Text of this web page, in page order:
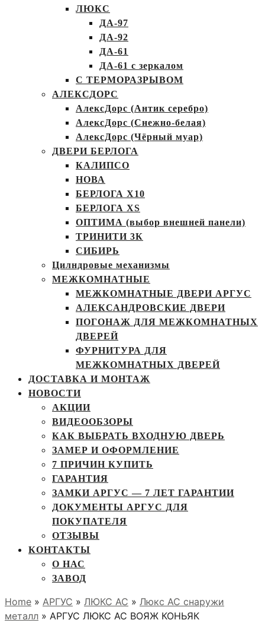
ЛЮКС
ДА-97
ДА-92
ДА-61
ДА-61 с зеркалом
С ТЕРМОРАЗРЫВОМ
АЛЕКСДОРС
АлексДорс (Антик серебро)
АлексДорс (Снежно-белая)
АлексДорс (Чёрный муар)
ДВЕРИ БЕРЛОГА
КАЛИПСО
НОВА
БЕРЛОГА Х10
БЕРЛОГА XS
ОПТИМА (выбор внешней панели)
ТРИНИТИ 3К
СИБИРЬ
Цилндровые механизмы
МЕЖКОМНАТНЫЕ
МЕЖКОМНАТНЫЕ ДВЕРИ АРГУС
АЛЕКСАНДРОВСКИЕ ДВЕРИ
ПОГОНАЖ ДЛЯ МЕЖКОМНАТНЫХ
ДВЕРЕЙ
ФУРНИТУРА ДЛЯ
МЕЖКОМНАТНЫХ ДВЕРЕЙ
ДОСТАВКА И МОНТАЖ
НОВОСТИ
АКЦИИ
ВИДЕООБЗОРЫ
КАК ВЫБРАТЬ ВХОДНУЮ ДВЕРЬ
ЗАМЕР И ОФОРМЛЕНИЕ
7 ПРИЧИН КУПИТЬ
ГАРАНТИЯ
ЗАМКИ АРГУС — 7 ЛЕТ ГАРАНТИИ
ДОКУМЕНТЫ АРГУС ДЛЯ
ПОКУПАТЕЛЯ
ОТЗЫВЫ
КОНТАКТЫ
О НАС
ЗАВОД
Home » АРГУС » ЛЮКС АС » Люкс АС снаружи
металл » АРГУС ЛЮКС АС ВОЯЖ КОНЬЯК